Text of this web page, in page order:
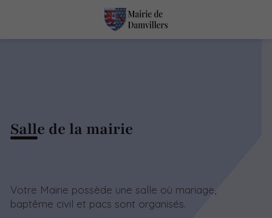
Salle de la mairie
Votre Mairie possède une salle où mariage,
baptême civil et pacs sont organisés.